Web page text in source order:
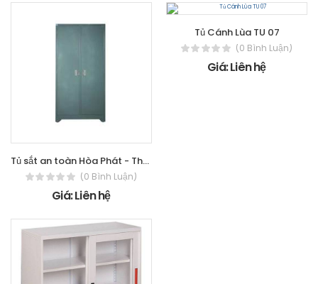
Tủ sắt an toàn Hòa Phát - The One TU09K2B
(0 Bình Luận)
Giá: Liên hệ
Tủ Cánh Lùa TU 07
(0 Bình Luận)
Giá: Liên hệ